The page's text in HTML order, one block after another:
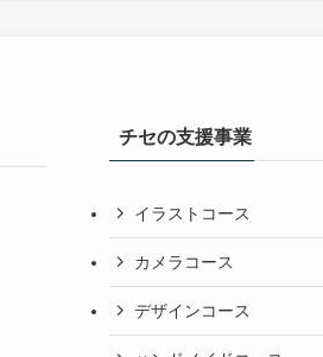
チセの支援事業
イラストコース
カメラコース
デザインコース